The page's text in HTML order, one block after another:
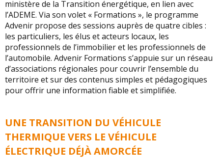
ministère de la Transition énergétique, en lien avec
l’ADEME. Via son volet « Formations », le programme
Advenir propose des sessions auprès de quatre cibles :
les particuliers, les élus et acteurs locaux, les
professionnels de l’immobilier et les professionnels de
l’automobile. Advenir Formations s’appuie sur un réseau
d’associations régionales pour couvrir l’ensemble du
territoire et sur des contenus simples et pédagogiques
pour offrir une information fiable et simplifiée.
UNE TRANSITION DU VÉHICULE
THERMIQUE VERS LE VÉHICULE
ÉLECTRIQUE DÉJÀ AMORCÉE